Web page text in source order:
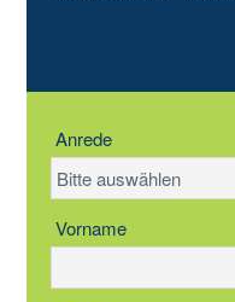
Anrede
Vorname